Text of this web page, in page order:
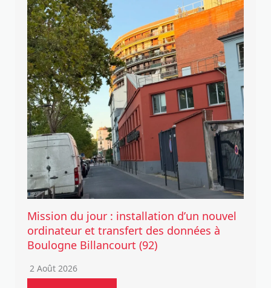
Mission du jour : installation d’un nouvel
ordinateur et transfert des données à
Boulogne Billancourt (92)
2 Août 2026